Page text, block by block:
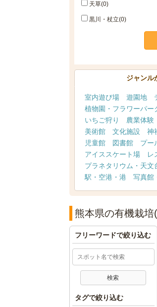
天草(0)
黒川・杖立(0)
ジャンル
室内遊び場 遊園地
植物園・フラワーパー
いちご狩り
農業体験
美術館
文化施設 神
児童館
図書館 プー
アイススケート場
レ
プラネタリウム・天文
駅・空港・港
写真館
熊本県の有機栽
フリーワードで絞り込む
タグで絞り込む